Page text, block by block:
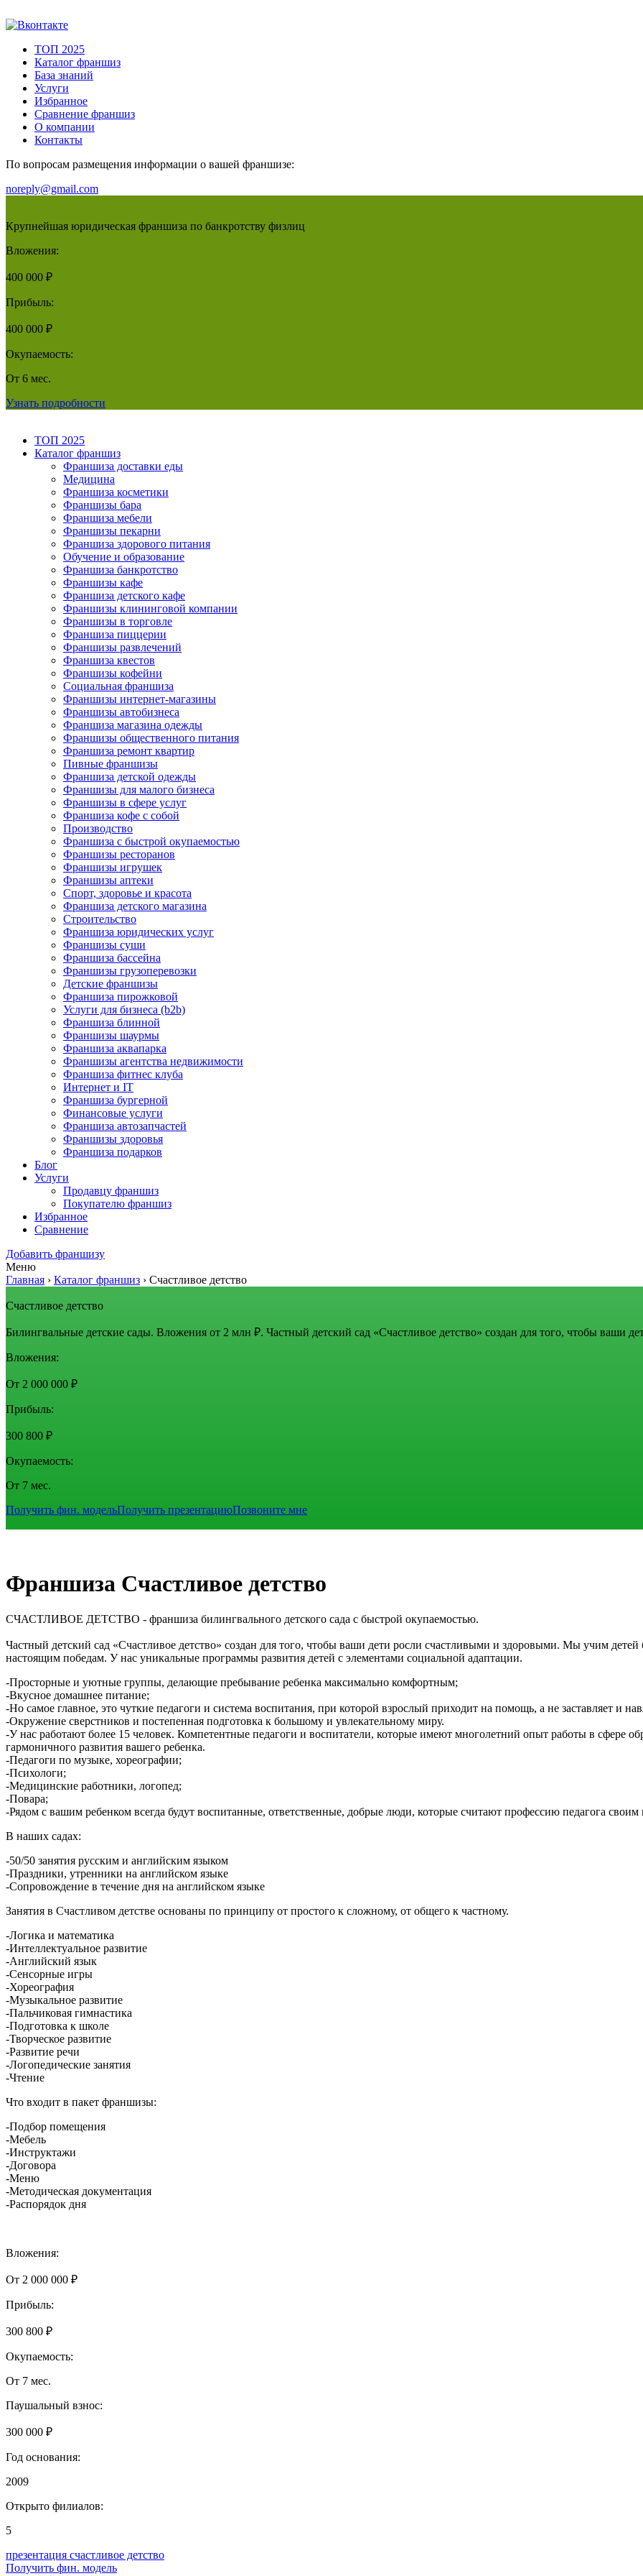
ТОП 2025
Каталог франшиз
База знаний
Услуги
Избранное
Сравнение франшиз
О компании
Контакты
По вопросам размещения информации о вашей франшизе:
noreply@gmail.com
Крупнейшая юридическая франшиза по банкротству физлиц
Вложения:
400 000 ₽
Прибыль:
400 000 ₽
Окупаемость:
От 6 мес.
Узнать подробности
ТОП 2025
Каталог франшиз
Франшиза доставки еды
Медицина
Франшиза косметики
Франшизы бара
Франшиза мебели
Франшизы пекарни
Франшиза здорового питания
Обучение и образование
Франшиза банкротство
Франшизы кафе
Франшиза детского кафе
Франшизы клининговой компании
Франшизы в торговле
Франшиза пиццерии
Франшизы развлечений
Франшиза квестов
Франшизы кофейни
Социальная франшиза
Франшизы интернет-магазины
Франшизы автобизнеса
Франшиза магазина одежды
Франшизы общественного питания
Франшиза ремонт квартир
Пивные франшизы
Франшиза детской одежды
Франшизы для малого бизнеса
Франшизы в сфере услуг
Франшиза кофе с собой
Производство
Франшиза с быстрой окупаемостью
Франшизы ресторанов
Франшизы игрушек
Франшизы аптеки
Спорт, здоровье и красота
Франшиза детского магазина
Строительство
Франшиза юридических услуг
Франшизы суши
Франшиза бассейна
Франшизы грузоперевозки
Детские франшизы
Франшиза пирожковой
Услуги для бизнеса (b2b)
Франшиза блинной
Франшизы шаурмы
Франшиза аквапарка
Франшизы агентства недвижимости
Франшиза фитнес клуба
Интернет и IT
Франшиза бургерной
Финансовые услуги
Франшиза автозапчастей
Франшизы здоровья
Франшиза подарков
Блог
Услуги
Продавцу франшиз
Покупателю франшиз
Избранное
Сравнение
Добавить франшизу
Меню
Главная › Каталог франшиз › Счастливое детство
Счастливое детство
Билингвальные детские сады. Вложения от 2 млн ₽. Частный детский сад «Счастливое детство» создан для того, чтобы ваши
Вложения:
От 2 000 000 ₽
Прибыль:
300 800 ₽
Окупаемость:
От 7 мес.
Получить фин. модельПолучить презентациюПозвоните мне
Франшиза Счастливое детство
СЧАСТЛИВОЕ ДЕТСТВО - франшиза билингвального детского сада с быстрой окупаемостью.
Частный детский сад «Счастливое детство» создан для того, чтобы ваши дети росли счастливыми и здоровыми. Мы учим детей
настоящим победам. У нас уникальные программы развития детей с элементами социальной адаптации.
-Просторные и уютные группы, делающие пребывание ребенка максимально комфортным;
-Вкусное домашнее питание;
-Но самое главное, это чуткие педагоги и система воспитания, при которой взрослый приходит на помощь, а не заставляет и
-Окружение сверстников и постепенная подготовка к большому и увлекательному миру.
-У нас работают более 15 человек. Компетентные педагоги и воспитатели, которые имеют многолетний опыт работы в сфере
гармоничного развития вашего ребенка.
-Педагоги по музыке, хореографии;
-Психологи;
-Медицинские работники, логопед;
-Повара;
-Рядом с вашим ребенком всегда будут воспитанные, ответственные, добрые люди, которые считают профессию педагога своим
В наших садах:
-50/50 занятия русским и английским языком
-Праздники, утренники на английском языке
-Сопровождение в течение дня на английском языке
Занятия в Счастливом детстве основаны по принципу от простого к сложному, от общего к частному.
-Логика и математика
-Интеллектуальное развитие
-Английский язык
-Сенсорные игры
-Хореография
-Музыкальное развитие
-Пальчиковая гимнастика
-Подготовка к школе
-Творческое развитие
-Развитие речи
-Логопедические занятия
-Чтение
Что входит в пакет франшизы:
-Подбор помещения
-Мебель
-Инструктажи
-Договора
-Меню
-Методическая документация
-Распорядок дня
Вложения:
От 2 000 000 ₽
Прибыль:
300 800 ₽
Окупаемость:
От 7 мес.
Паушальный взнос:
300 000 ₽
Год основания:
2009
Открыто филиалов:
5
презентация счастливое детство
Получить фин. модель